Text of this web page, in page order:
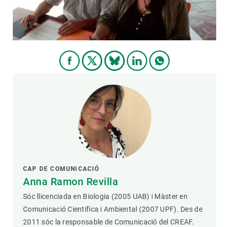
CAP DE COMUNICACIÓ
Anna Ramon Revilla
Sóc llicenciada en Biologia (2005 UAB) i Màster en
Comunicació Científica i Ambiental (2007 UPF). Des de
2011 sóc la responsable de Comunicació del CREAF.